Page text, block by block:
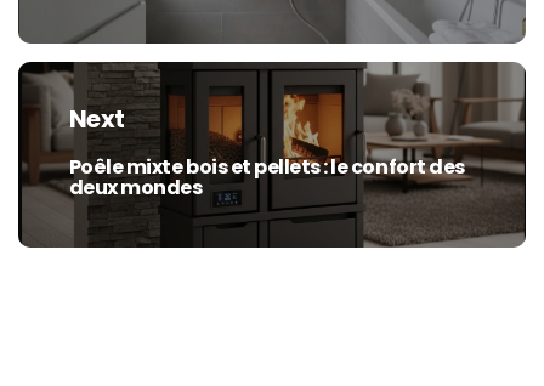
Next
Next
post:
Poêle mixte bois et pellets : le confort des
deux mondes